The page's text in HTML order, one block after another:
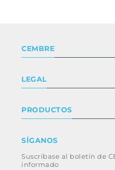
CEMBRE
Certificaciones
Trabaja con nosotros
LEGAL
Términos y condiciones
Whistleblowing
Código ético y política
grupo
PRODUCTOS
Industria
Energía
SÍGANOS
Suscríbase al boletín de
informado